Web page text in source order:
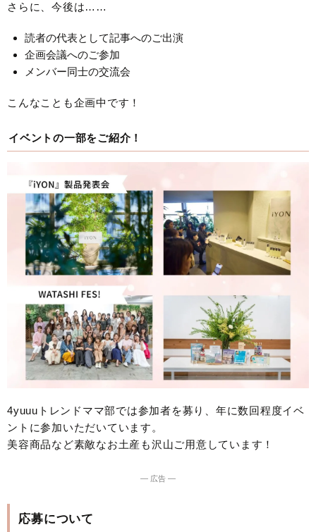
さらに、今後は……
読者の代表として記事へのご出演
企画会議へのご参加
メンバー同士の交流会
こんなことも企画中です！
イベントの一部をご紹介！
4yuuuトレンドママ部では参加者を募り、年に数回程度イベ
ントに参加いただいています。
美容商品など素敵なお土産も沢山ご用意しています！
― 広告 ―
応募について